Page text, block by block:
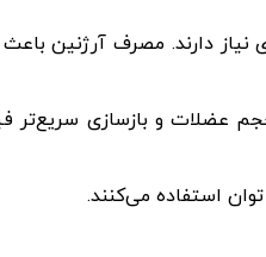
دارند. مصرف آرژنین
عضلات و بازسازی سریع‌تر
استفاده می‌کنند.